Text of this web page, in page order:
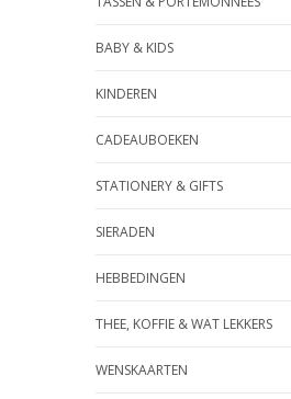
BABY & KIDS
KINDEREN
CADEAUBOEKEN
STATIONERY & GIFTS
SIERADEN
HEBBEDINGEN
THEE, KOFFIE & WAT LEKKERS
WENSKAARTEN